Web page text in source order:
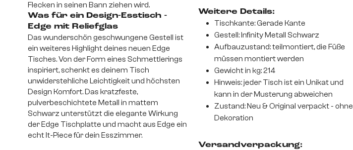
Flecken in seinen Bann ziehen wird.
Was für ein Design-Esstisch -
Edge mit Reliefglas
Das wunderschön geschwungene Gestell ist
ein weiteres Highlight deines neuen Edge
Tisches. Von der Form eines Schmettlerings
inspiriert, schenkt es deinem Tisch
unwiderstehliche Leichtigkeit und höchsten
Design Komfort. Das kratzfeste,
pulverbeschichtete Metall in mattem
Schwarz unterstützt die elegante Wirkung
der Edge Tischplatte und macht aus Edge ein
echt It-Piece für dein Esszimmer.
Weitere Details:
Tischkante: Gerade Kante
Gestell: Infinity Metall Schwarz
Aufbauzustand: teilmontiert, die Füße
müssen montiert werden
Gewicht in kg: 214
Hinweis: jeder Tisch ist ein Unikat und
kann in der Musterung abweichen
Zustand: Neu & Original verpackt - ohne
Dekoration
Versandverpackung: